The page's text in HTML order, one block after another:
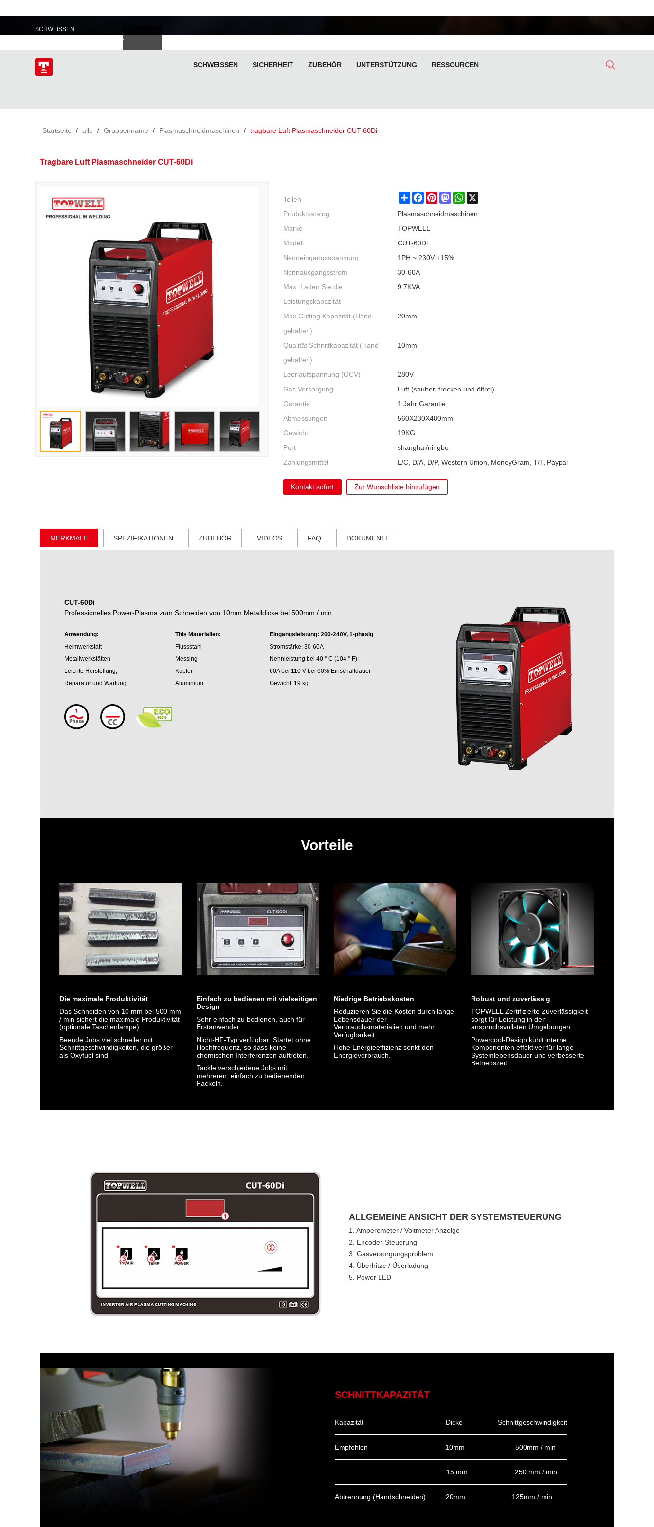
SCHWEISSEN
Italiano
Polski SCHWEISSEN SICHERHEIT ZUBEHÖR UNTERSTÜTZUNG RESSOURCEN
Startseite / alle / Gruppenname / Plasmaschneidmaschinen / tragbare Luft Plasmaschneider CUT-60Di
Tragbare Luft Plasmaschneider CUT-60Di
Teilen ShareFacebookPinterestMastodonWhatsApp
Produktkatalog
Plasmaschneidmaschinen
Marke
TOPWELL
Modell
CUT-60Di
Nenneingangsspannung
1PH ~ 230V ±15%
Nennausgangsstrom
30-60A
Max. Laden Sie die
Leistungskapazität
9.7KVA
Max Cutting Kapazität (Hand
gehalten)
20mm
Qualität Schnittkapazität (Hand
gehalten)
10mm
Leerlaufspannung (OCV)
280V
Gas Versorgung
Luft (sauber, trocken und ölfrei)
Garantie
1 Jahr Garantie
Abmessungen
560X230X480mm
Gewicht
19KG
Port
shanghai/ningbo
Zahlungsmittel
L/C, D/A, D/P, Western Union, MoneyGram, T/T, Paypal
Kontakt sofort Zur Wunschliste hinzufügen
MERKMALE SPEZIFIKATIONEN ZUBEHÖR VIDEOS FAQ DOKUMENTE
CUT-60Di
Professionelles Power-Plasma zum Schneiden von 10mm Metalldicke bei 500mm / min
Anwendung:
Heimwerkstatt
Metallwerkstätten
Leichte Herstellung,
Reparatur und Wartung
This Materialien:
Flussstahl
Messing
Kupfer
Aluminium
Eingangsleistung: 200-240V, 1-phasig
Stromstärke: 30-60A
Nennleistung bei 40 ° C (104 ° F):
60A bei 110 V bei 60% Einschaltdauer
Gewicht: 19 kg
Vorteile
Die maximale Produktivität
Das Schneiden von 10 mm bei 500 mm
/ min sichert die maximale Produktivität
(optionale Taschenlampe).
Beende Jobs viel schneller mit
Schnittgeschwindigkeiten, die größer
als Oxyfuel sind.
Einfach zu bedienen mit vielseitigen
Design
Sehr einfach zu bedienen, auch für
Erstanwender.
Nicht-HF-Typ verfügbar: Startet ohne
Hochfrequenz, so dass keine
chemischen Interferenzen auftreten.
Tackle verschiedene Jobs mit
mehreren, einfach zu bedienenden
Fackeln.
Niedrige Betriebskosten
Reduzieren Sie die Kosten durch lange
Lebensdauer der
Verbrauchsmaterialien und mehr
Verfügbarkeit.
Hohe Energieeffizienz senkt den
Energieverbrauch.
Robust und zuverlässig
TOPWELL Zertifizierte Zuverlässigkeit
sorgt für Leistung in den
anspruchsvollsten Umgebungen.
Powercool-Design kühlt interne
Komponenten effektiver für lange
Systemlebensdauer und verbesserte
Betriebszeit.
ALLGEMEINE ANSICHT DER SYSTEMSTEUERUNG
1. Amperemeter / Voltmeter Anzeige
2. Encoder-Steuerung
3. Gasversorgungsproblem
4. Überhitze / Überladung
5. Power LED
SCHNITTKAPAZITÄT
Kapazität Dicke Schnittgeschwindigkeit
Empfohlen 10mm 500mm / min
15 mm 250 mm / min
Abtrennung (Handschneiden) 20mm 125mm / min